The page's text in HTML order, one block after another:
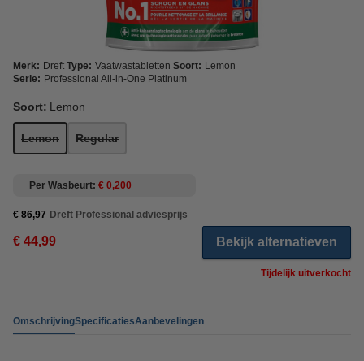
Merk: Dreft Type: Vaatwastabletten Soort: Lemon
Serie: Professional All-in-One Platinum
Soort: Lemon
Lemon Regular
Per Wasbeurt € 0,200
€ 86,97 Dreft Professional adviesprijs
€ 44,99 Bekijk alternatieven
Tijdelijk uitverkocht
OmschrijvingSpecificatiesAanbevelingen